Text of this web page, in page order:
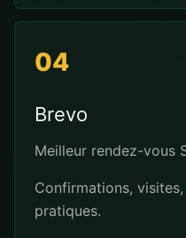
04
Brevo
Meilleur rendez-vous
Confirmations,
pratiques.